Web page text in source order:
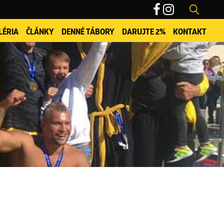
ČLÁNKY DENNÉ TÁBORY DARUJTE 2% KONTAKT